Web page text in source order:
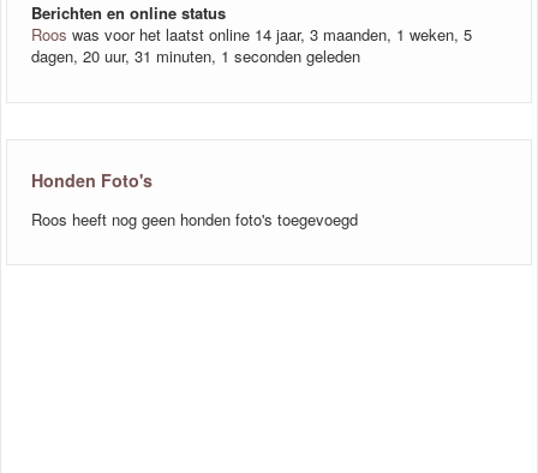
Berichten en online status
Roos was voor het laatst online 14 jaar, 3 maanden, 1 weken, 5
dagen, 20 uur, 31 minuten, 1 seconden geleden
Honden Foto's
Roos heeft nog geen honden foto's toegevoegd